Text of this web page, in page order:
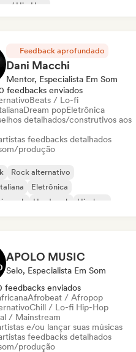
/ Hip Hop
Feedback aprofundado
Dani Macchi
Mentor, Especialista Em Som
feedbacks enviados
Beats / Lo-fi
Dream popEletrônica
detalhados/construtivos aos
feedbacks detalhados
produção
Rock alternativo
Eletrônica
rock
Hard rock
Hip-hop
APOLO MUSIC
Selo, Especialista Em Som
feedbacks enviados
Afrobeat / Afropop
Chill / Lo-fi Hip-Hop
/ Mainstream
e/ou lançar suas músicas
feedbacks detalhados
produção